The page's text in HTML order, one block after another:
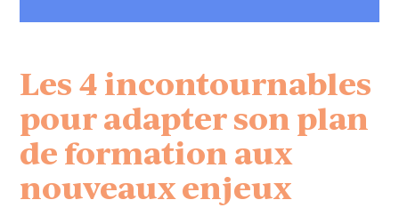
Les 4 incontournables
pour adapter son plan
de formation aux
nouveaux enjeux